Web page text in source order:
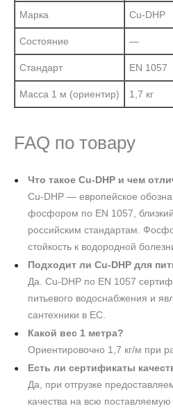
Марка Cu-DHP
Состояние —
Стандарт EN 1057
Масса 1 м (ориентир) 1,7 кг
FAQ по товару
Что такое Cu-DHP и чем
Cu-DHP — европейское
фосфором по EN 1057,
российским стандартам.
стойкость к водородной
Подходит ли Cu-DHP для
Да. Cu-DHP по EN 1057
питьевого водоснабжения и
сантехники в ЕС.
Какой вес 1 метра?
Ориентировочно 1,7 кг/м при
Есть ли сертификаты
Да, при отгрузке
качества на всю поставляемую